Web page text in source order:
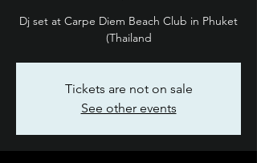
Dj set at Carpe Diem Beach Club in Phuket
(Thailand
Tickets are not on sale
See other events